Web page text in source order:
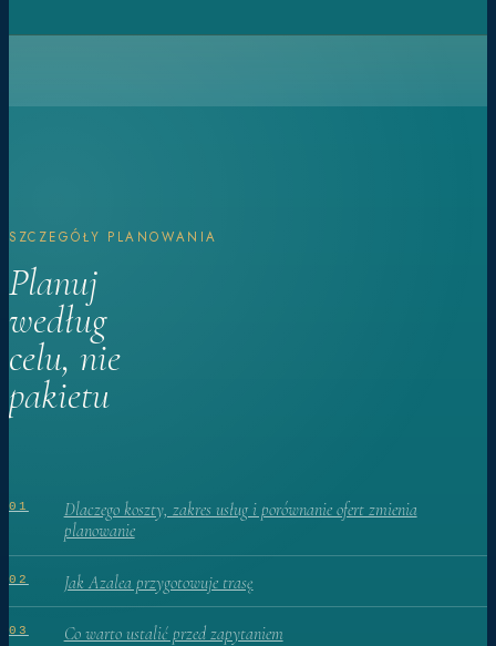
SZCZEGÓŁY PLANOWANIA
Planuj
według
celu, nie
pakietu
01
Dlaczego koszty, zakres usług i porównanie ofert zmienia
planowanie
02 Jak Azalea przygotowuje trasę
03 Co warto ustalić przed zapytaniem